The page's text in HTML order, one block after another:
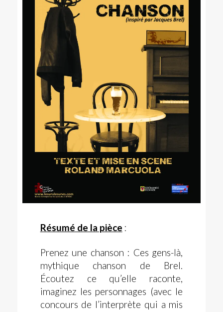
Résumé de la pièce :
Prenez une chanson : Ces gens-là,
mythique chanson de Brel.
Écoutez ce qu’elle raconte,
imaginez les personnages (avec le
concours de l’interprète qui a mis